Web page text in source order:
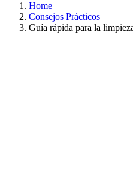
Home
Consejos Prácticos
Guía rápida para la